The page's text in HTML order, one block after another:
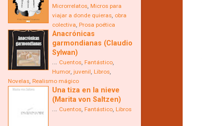
Microrrelatos, Micros para
viajar a donde quieras, obra
colectiva, Prosa poética
Anacrónicas
garmondianas (Claudio
Sylwan)
… Cuentos, Fantástico,
Humor, juvenil, Libros,
Novelas, Realismo mágico
Una tiza en la nieve
(Marita von Saltzen)
… Cuentos, Fantástico, Libros